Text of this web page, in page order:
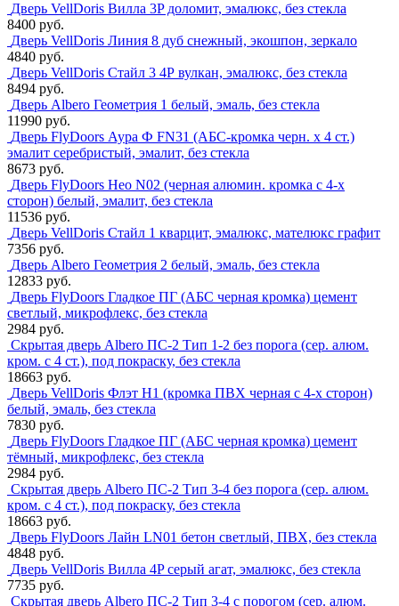
Дверь VellDoris Вилла 3P доломит, эмалюкс, без стекла
8400 руб.
Дверь VellDoris Линия 8 дуб снежный, экошпон, зеркало
4840 руб.
Дверь VellDoris Стайл 3 4Р вулкан, эмалюкс, без стекла
8494 руб.
Дверь Albero Геометрия 1 белый, эмаль, без стекла
11990 руб.
Дверь FlyDoors Аура Ф FN31 (АБС-кромка черн. х 4 ст.)
эмалит серебристый, эмалит, без стекла
8673 руб.
Дверь FlyDoors Нео N02 (черная алюмин. кромка с 4-х
сторон) белый, эмалит, без стекла
11536 руб.
Дверь VellDoris Стайл 1 кварцит, эмалюкс, мателюкс графит
7356 руб.
Дверь Albero Геометрия 2 белый, эмаль, без стекла
12833 руб.
Дверь FlyDoors Гладкое ПГ (АБС черная кромка) цемент
светлый, микрофлекс, без стекла
2984 руб.
Скрытая дверь Albero ПС-2 Тип 1-2 без порога (сер. алюм.
кром. с 4 ст.), под покраску, без стекла
18663 руб.
Дверь VellDoris Флэт H1 (кромка ПВХ черная с 4-х сторон)
белый, эмаль, без стекла
7830 руб.
Дверь FlyDoors Гладкое ПГ (АБС черная кромка) цемент
тёмный, микрофлекс, без стекла
2984 руб.
Скрытая дверь Albero ПС-2 Тип 3-4 без порога (сер. алюм.
кром. с 4 ст.), под покраску, без стекла
18663 руб.
Дверь FlyDoors Лайн LN01 бетон светлый, ПВХ, без стекла
4848 руб.
Дверь VellDoris Вилла 4P серый агат, эмалюкс, без стекла
7735 руб.
Скрытая дверь Albero ПС-2 Тип 3-4 с порогом (сер. алюм.